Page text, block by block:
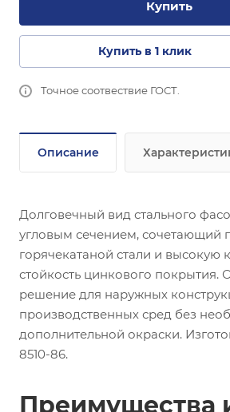
Купить
Купить в 1 клик
Точное соотвествие ГОСТ.
Описание
Долговечный вид стального
угловым сечением, сочетающий
горячекатаной стали и высокую
стойкость цинкового покрытия.
решение для наружных
производственных сред без
дополнительной окраски.
8510-86.
Преимущества